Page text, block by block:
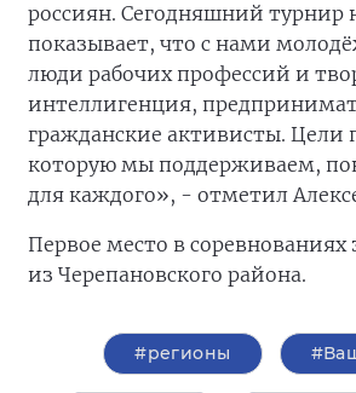
россиян. Сегодняшний турнир
показывает, что с нами
люди рабочих профессий и
интеллигенция,
гражданские активисты. Цели
которую мы поддерживаем,
для каждого», - отметил
Первое место в соревнованиях
из Черепановского района.
#регионы